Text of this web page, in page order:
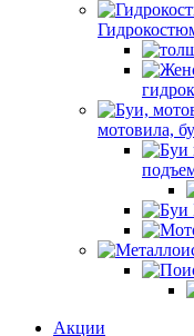
мотовила,
Акции